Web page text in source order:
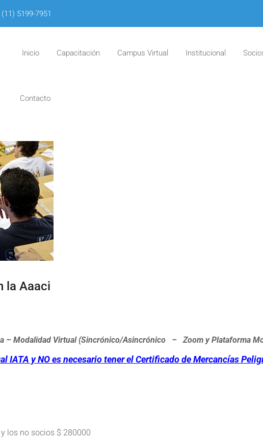
5199-7951
Inicio Capacitación Campus Virtual Institucional
Contacto
la Aaaci
– Modalidad Virtual (Sincrónico/Asincrónico – Zoom y Plataforma
IATA y NO es necesario tener el Certificado de Mercancías
los no socios $ 280000